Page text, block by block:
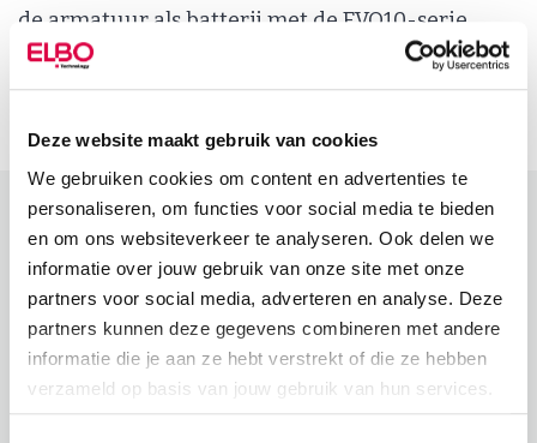
Deze website maakt gebruik van cookies
We gebruiken cookies om content en advertenties te
personaliseren, om functies voor social media te bieden
en om ons websiteverkeer te analyseren. Ook delen we
informatie over jouw gebruik van onze site met onze
partners voor social media, adverteren en analyse. Deze
partners kunnen deze gegevens combineren met andere
informatie die je aan ze hebt verstrekt of die ze hebben
verzameld op basis van jouw gebruik van hun services.
de armatuur als batterij met de EVO10-serie.